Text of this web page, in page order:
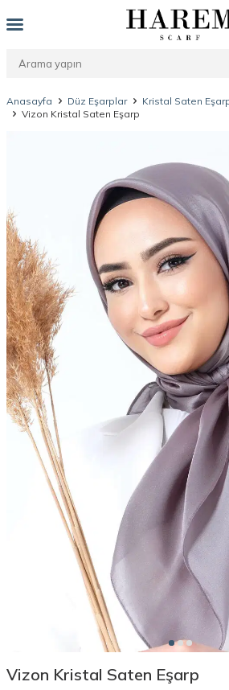
Anasayfa Düz Eşarplar
Kristal Saten
Vizon Kristal Saten Eşarp
Vizon Kristal Saten Eşarp